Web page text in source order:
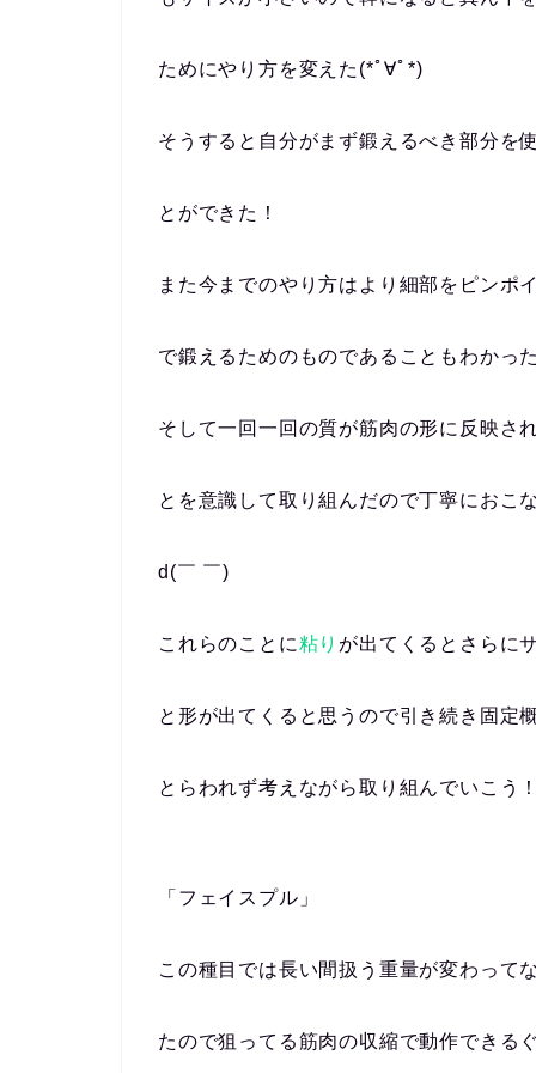
ためにやり方を変えた(*ﾟ∀ﾟ*)
そうすると自分がまず鍛えるべき部分を
とができた！
また今までのやり方はより細部をピンポ
で鍛えるためのものであることもわかった
そして一回一回の質が筋肉の形に反映さ
とを意識して取り組んだので丁寧におこ
d(￣ ￣)
これらのことに粘り が出てくるとさらに
と形が出てくると思うので引き続き固定
とらわれず考えながら取り組んでいこう！
「フェイスプル」
この種目では長い間扱う重量が変わって
たので狙ってる筋肉の収縮で動作できる